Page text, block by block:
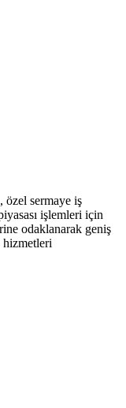
özel sermaye iş
işlemleri için
odaklanarak geniş
hizmetleri